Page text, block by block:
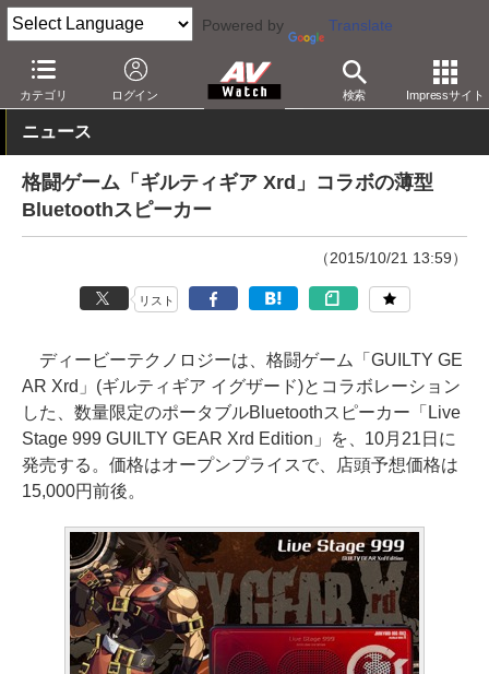
Powered by Translate
カテゴリ ログイン 検索 Impressサイト
AV Watch 製品 Bluetoothスピーカー
ニュース
格闘ゲーム「ギルティギア Xrd」コラボの薄型
Bluetoothスピーカー
（2015/10/21 13:59）
リスト
ディービーテクノロジーは、格闘ゲーム「GUILTY GE
AR Xrd」(ギルティギア イグザード)とコラボレーション
した、数量限定のポータブルBluetoothスピーカー「Live
Stage 999 GUILTY GEAR Xrd Edition」を、10月21日に
発売する。価格はオープンプライスで、店頭予想価格は
15,000円前後。